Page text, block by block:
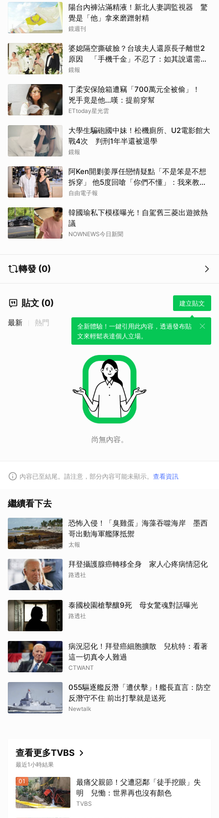
陽台內褲沾滿精液！新北人妻調監視器 驚
覺是「他」拿來磨蹭射精
鏡週刊
婆媳隔空撕破臉？台玻夫人還原長子離世2
原因 「手機千金」不忍了：如其說還需要
離開嗎？
鏡報
丁柔安保險箱遭竊「700萬元全被偷」！
兇手竟是他...嘆：提前穿幫
ETtoday星光雲
大學生騙砲國中妹！松機廁所、U2電影館大
戰4次 判刑1年半還被退學
鏡報
阿Ken開剿姜厚任戀情疑點「不是笨是不想
拆穿」 他5度回嗆「你們不懂」：我來教育
你們
自由電子報
韓國瑜私下模樣曝光！自駕舊三菱出遊掀熱
議
NOWNEWS今日新聞
轉發 (0)
貼文 (0) 建立貼文
全新體驗！一鍵引用此內容，透過發布貼
文來輕鬆表達個人立場。
最新 熱門
尚無內容。
內容已至結尾。請注意，部分內容可能未顯示。 查看資訊
繼續看下去
恐怖入侵！「臭雞蛋」海藻吞噬海岸 墨西
哥出動海軍艦隊抵禦
太報
拜登攝護腺癌轉移全身 家人心疼病情惡化
路透社
泰國校園槍擊釀9死 母女驚魂對話曝光
路透社
病況惡化！拜登癌細胞擴散 兒杭特：看著
這一切真令人難過
CTWANT
055驅逐艦反潛「遭伏擊」! 艦長直言：防空
反潛守不住 前出打擊就是送死
Newtalk
查看更多TVBS
最近1小時結果
01
最痛父親節！父遭惡鄰「徒手挖眼」失
明 兒慟：世界再也沒有顏色
TVBS
取消